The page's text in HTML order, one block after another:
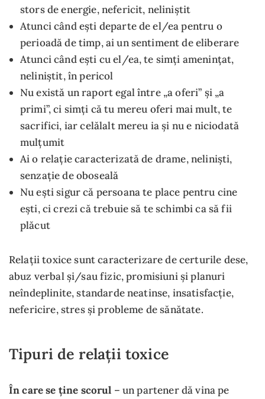
stors de energie, nefericit, neliniștit
Atunci când ești departe de el/ea pentru o
perioadă de timp, ai un sentiment de eliberare
Atunci când ești cu el/ea, te simți amenințat,
neliniștit, în pericol
Nu există un raport egal între „a oferi” și „a
primi”, ci simți că tu mereu oferi mai mult, te
sacrifici, iar celălalt mereu ia și nu e niciodată
mulțumit
Ai o relație caracterizată de drame, neliniști,
senzație de oboseală
Nu ești sigur că persoana te place pentru cine
ești, ci crezi că trebuie să te schimbi ca să fii
plăcut
Relații toxice sunt caracterizare de certurile dese,
abuz verbal și/sau fizic, promisiuni și planuri
neîndeplinite, standarde neatinse, insatisfacție,
nefericire, stres și probleme de sănătate.
Tipuri de relații toxice
În care se ține scorul – un partener dă vina pe